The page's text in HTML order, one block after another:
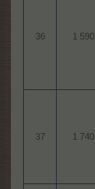
36 1 590
37 1 740